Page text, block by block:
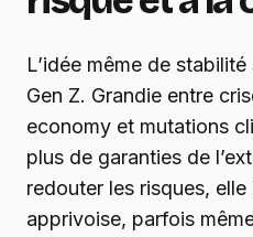
L’idée même de
Gen Z. Grandie entre
economy et mutations
plus de garanties de
redouter les risques,
apprivoise, parfois